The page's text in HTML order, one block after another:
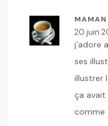
20 juin
j’adore
ses
illustrer
ça avait
comme